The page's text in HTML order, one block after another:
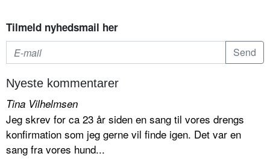
Tilmeld nyhedsmail her
Nyeste kommentarer
Tina Vilhelmsen
Jeg skrev for ca 23 år siden en sang til vores drengs
konfirmation som jeg gerne vil finde igen. Det var en
sang fra vores hund...